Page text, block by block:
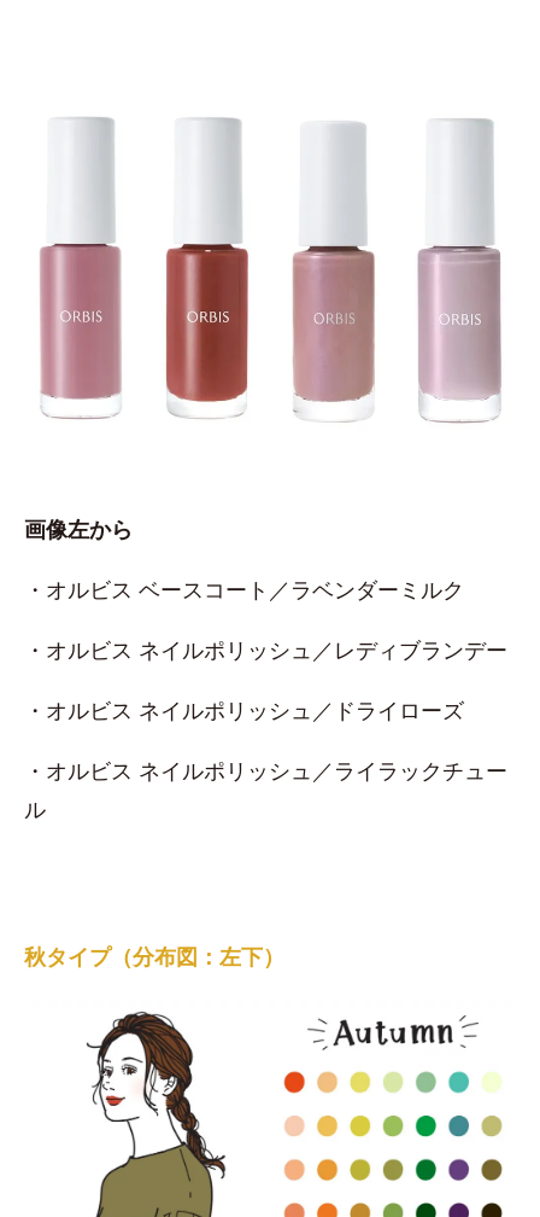
画像左から
・オルビス ベースコート／ラベンダーミルク
・オルビス ネイルポリッシュ／レディブランデー
・オルビス ネイルポリッシュ／ドライローズ
・オルビス ネイルポリッシュ／ライラックチュー
ル
秋タイプ（分布図：左下）